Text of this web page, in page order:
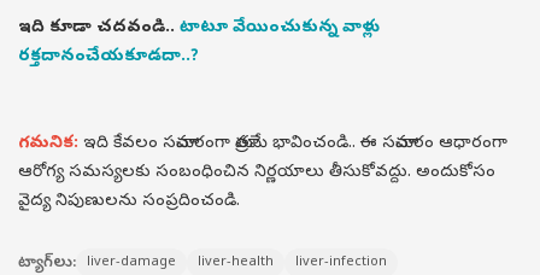
ఇది కూడా చదవండి.. టాటూ వేయించుకున్న వాళ్లు
రక్తదానంచేయకూడదా..?
గమనిక: ఇది కేవలం సమాచారంగా మాత్రమే భావించండి.. ఈ సమాచారం ఆధారంగా
ఆరోగ్య సమస్యలకు సంబంధించిన నిర్ణయాలు తీసుకోవద్దు. అందుకోసం
వైద్య నిపుణులను సంప్రదించండి.
ట్యాగ్‌లు: liver-damage liver-health
liver-infection